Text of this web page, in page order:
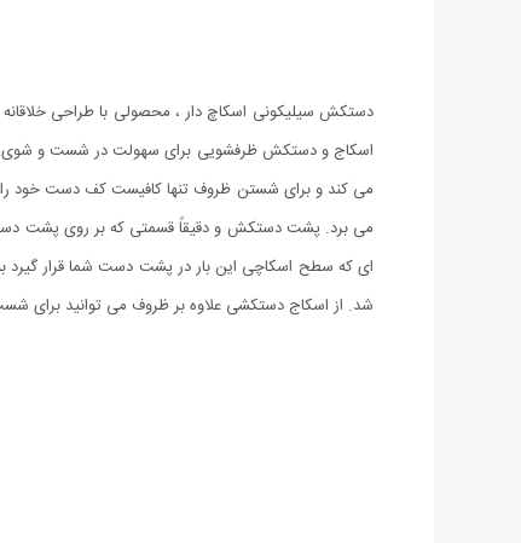
دستکش سیلیکونی اسکاچ دار ، محصولی با طراحی
اسکاج و دستکش ظرفشویی برای سهولت در شست و شوی
می کند و برای شستن ظروف تنها کافیست کف دست خود را
می برد. پشت دستکش و دقیقاً قسمتی که بر روی پشت دست
ای که سطح اسکاچی این بار در پشت دست شما قرار گیرد
شد. از اسکاج دستکشی علاوه بر ظروف می توانید برای